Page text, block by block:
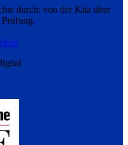
durch: von der Kita über